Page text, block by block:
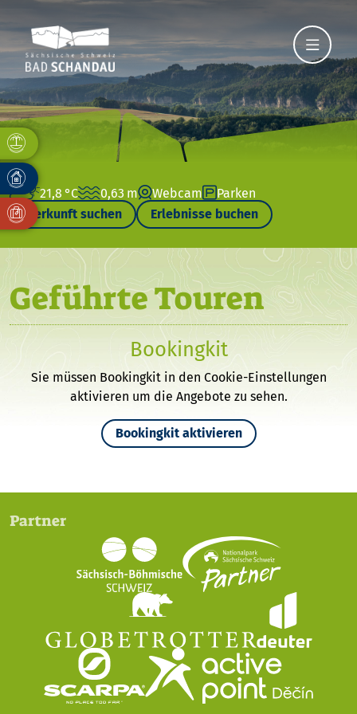
21,8 °C 0,63 m Webcam
Parken
Unterkunft suchen
Erlebnisse buchen
Geführte Touren
Bookingkit
Sie müssen Bookingkit in den Cookie-Einstellungen
aktivieren um die Angebote zu sehen.
Bookingkit aktivieren
Partner